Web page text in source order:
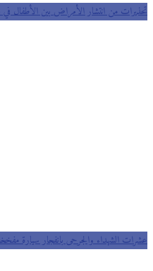
تحذيرات من انتشار الأمراض بين الأطفال في
عشرات الشهداء والجرحى بانفجار سيارة